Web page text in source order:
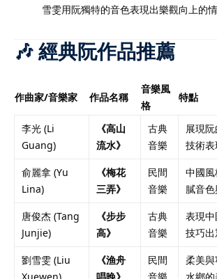
雪雯用阮獨特的音色表現出樂觀向上的情
🎶 經典阮作品推薦
作曲家/音樂家 作品名稱
音樂風
格
特點
李光 (Li
Guang)
《高山
流水》
古典
音樂
展現
技術
俞麗拿 (Yu
Lina)
《梅花
三弄》
民間
音樂
中國
膩音
唐俊杰 (Tang
Junjie)
《步步
高》
古典
音樂
表現中
技巧出
劉雪雯 (Liu
《渔舟
民間
柔美